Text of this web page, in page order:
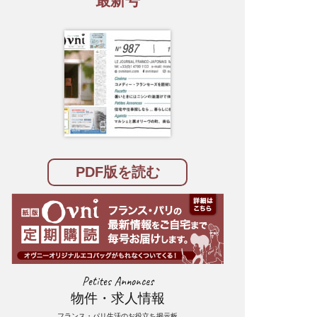
PDF版を読む
Petites Annonces
物件・求人情報